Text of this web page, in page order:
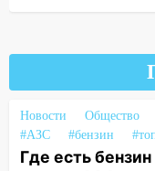
руководителя
наказали за
18:02 В
баскетбола!
Новости Общество
#АЗС
#бензин
Где есть